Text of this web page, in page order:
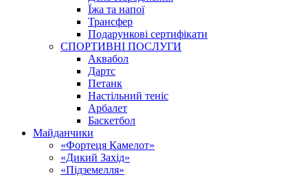
Їжа та напої
Трансфер
Подарункові сертифікати
СПОРТИВНІ ПОСЛУГИ
Аквабол
Дартс
Петанк
Настільний теніс
Арбалет
Баскетбол
Майданчики
«Фортеця Камелот»
«Дикий Захід»
«Підземелля»